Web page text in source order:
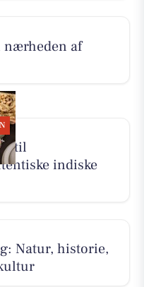
nærheden af
til
indiske
Natur, historie,